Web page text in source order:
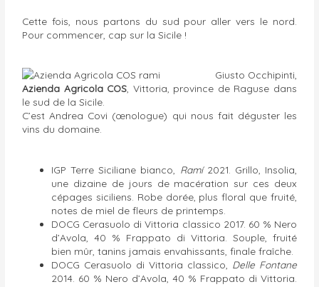
Cette fois, nous partons du sud pour aller vers le nord.
Pour commencer, cap sur la Sicile !
Giusto Occhipinti,
Azienda Agricola COS , Vittoria, province de Raguse dans
le sud de la Sicile.
C’est Andrea Covi (œnologue) qui nous fait déguster les
vins du domaine.
IGP Terre Siciliane bianco, Ramí2021. Grillo, Insolia,
une dizaine de jours de macération sur ces deux
cépages siciliens. Robe dorée, plus floral que fruité,
notes de miel de fleurs de printemps.
DOCG Cerasuolo di Vittoria classico 2017. 60 % Nero
d’Avola, 40 % Frappato di Vittoria. Souple, fruité
bien mûr, tanins jamais envahissants, finale fraîche.
DOCG Cerasuolo di Vittoria classico, Delle Fontane
2014. 60 % Nero d’Avola, 40 % Frappato di Vittoria.